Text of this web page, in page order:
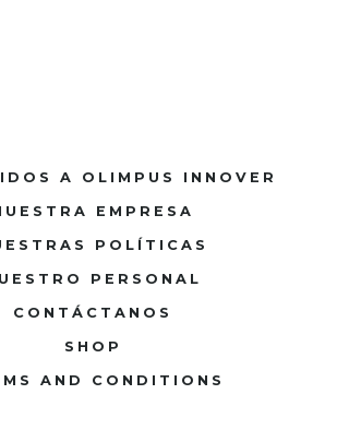
A OLIMPUS INNOVER
EMPRESA
POLÍTICAS
PERSONAL
CONTÁCTANOS
SHOP
AND CONDITIONS